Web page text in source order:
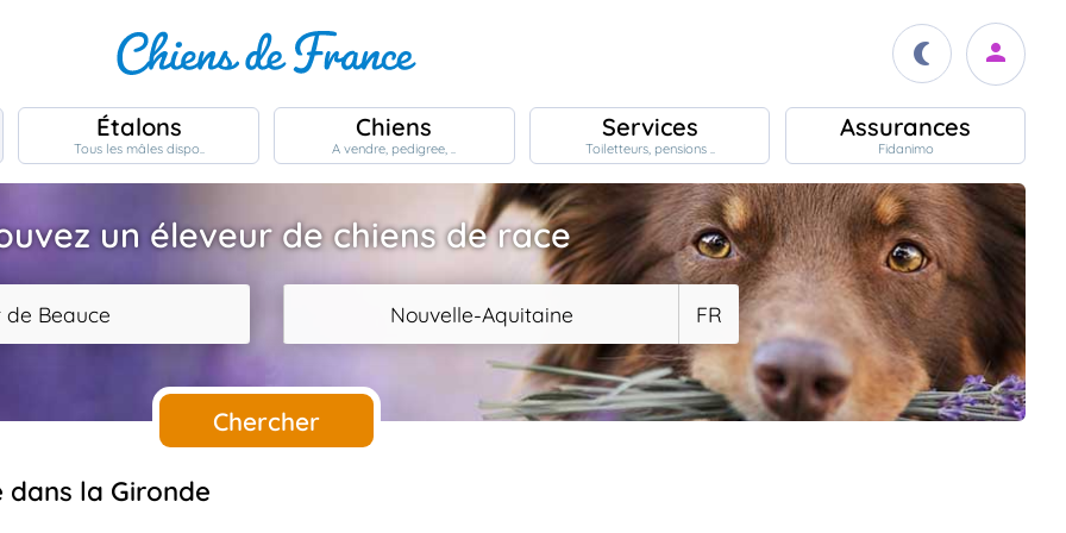
Étalons
Tous les mâles dispo..
Chiens
A vendre, pedigree, ..
Services
Toiletteurs, pensions ..
Assurances
Fidanimo
un éleveur de chiens de race
de Beauce Nouvelle-Aquitaine FR
Chercher
dans la Gironde